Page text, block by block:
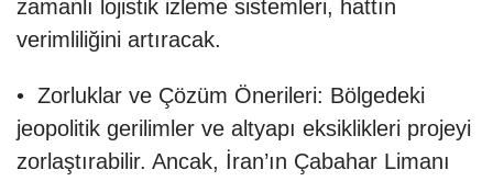
zamanlı lojistik izleme sistemleri, hattın
verimliliğini artıracak.
• Zorluklar ve Çözüm Önerileri: Bölgedeki
jeopolitik gerilimler ve altyapı eksiklikleri projeyi
zorlaştırabilir. Ancak, İran’ın Çabahar Limanı